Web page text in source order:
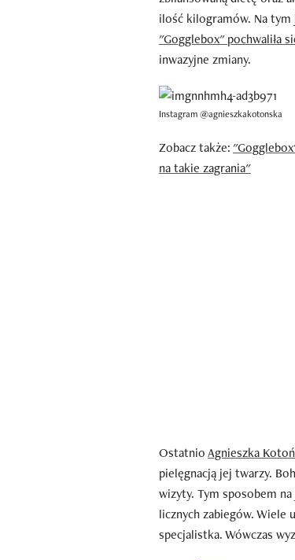
ilość kilogramów. Na
"Gogglebox" pochwaliła
inwazyjne zmiany.
Instagram @agnieszkakotonska
Zobacz także:
na takie zagrania"
OstatnioAgnieszka
pielęgnacją jej twarzy.
wizyty. Tym sposobem
licznych zabiegów. Wiele
specjalistka. Wówczas